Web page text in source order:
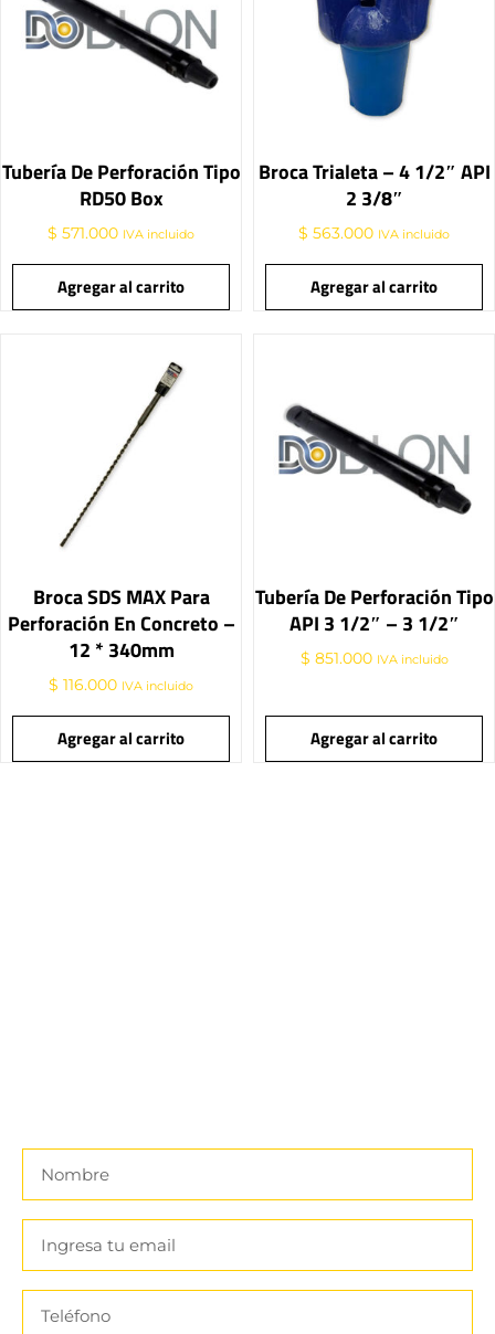
Tubería De Perforación Tipo
RD50 Box
$ 571.000 IVA incluido
Agregar al carrito
Broca Trialeta – 4 1/2″ API
2 3/8″
$ 563.000 IVA incluido
Agregar al carrito
Broca SDS MAX Para
Perforación En Concreto –
12 * 340mm
$ 116.000 IVA incluido
Agregar al carrito
Tubería De Perforación Tipo
API 3 1/2″ – 3 1/2″
$ 851.000 IVA incluido
Agregar al carrito